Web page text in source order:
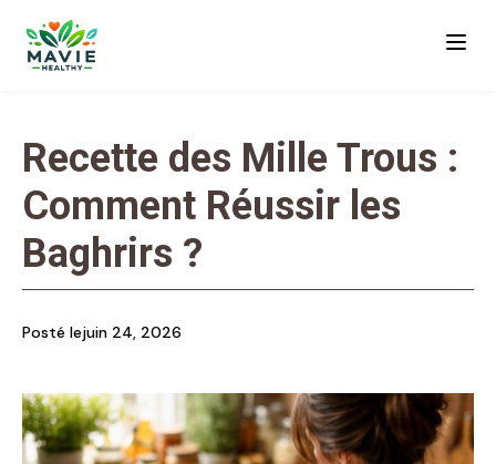
Recette des Mille Trous :
Comment Réussir les
Baghrirs ?
Posté lejuin 24, 2026